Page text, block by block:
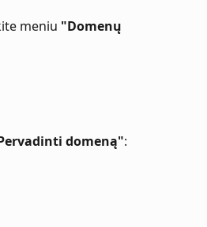
meniu "Domenų
domeną":